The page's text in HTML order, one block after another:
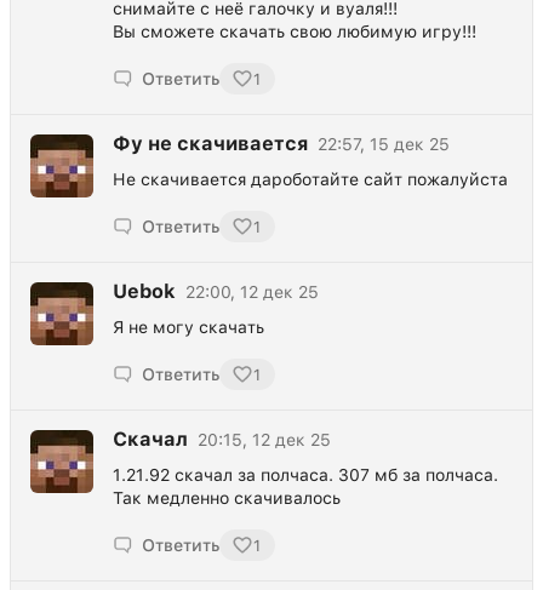
снимайте с неё галочку и вуаля!!!
Вы сможете скачать свою любимую игру!!!
Ответить 1
Фу не скачивается 22:57, 15 дек 25
Не скачивается дароботайте сайт пожалуйста
Ответить 1
Uebok
22:00, 12 дек 25
Я не могу скачать
Ответить 1
Скачал
20:15, 12 дек 25
1.21.92 скачал за полчаса. 307 мб за полчаса.
Так медленно скачивалось
Ответить 1